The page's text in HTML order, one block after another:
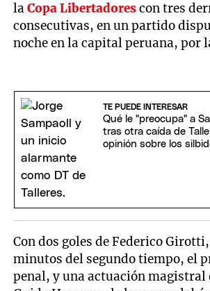
laCopa Libertadorescon tres
consecutivas, en un partido
noche en la capital peruana, por
TE PUEDE INTERESAR
Qué le "preocupa" a
tras otra caída de
opinión sobre los
Con dos goles de Federico
minutos del segundo tiempo, el
penal, y una actuación magistral